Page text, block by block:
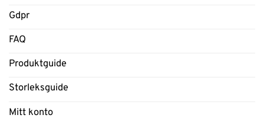
Gdpr
FAQ
Produktguide
Storleksguide
Mitt konto